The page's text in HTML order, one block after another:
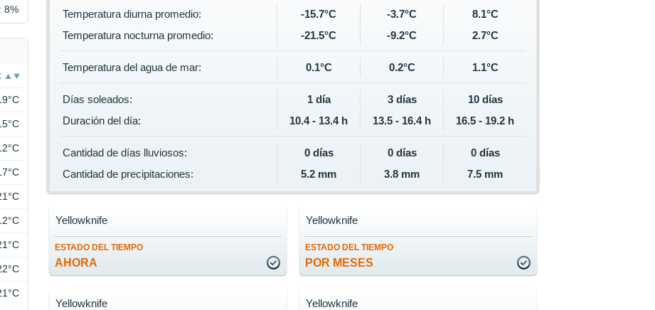
Temperatura diurna promedio: -15.7°C -3.7°C
8.1°C
Temperatura nocturna promedio:
-21.5°C -9.2°C 2.7°C
Temperatura del agua de mar: 0.1°C 0.2°C 1.1°C
Días soleados: 1 día 3 días
10 días
Duración del día:
10.4 - 13.4 h 13.5 - 16.4 h 16.5 - 19.2 h
Cantidad de días lluviosos: 0 días 0 días
0 días
Cantidad de precipitaciones:
5.2 mm 3.8 mm 7.5 mm
ESTADO DEL TIEMPO
AHORA
Yellowknife
ESTADO DEL TIEMPO
POR MESES
Yellowknife
Yellowknife Yellowknife
8%